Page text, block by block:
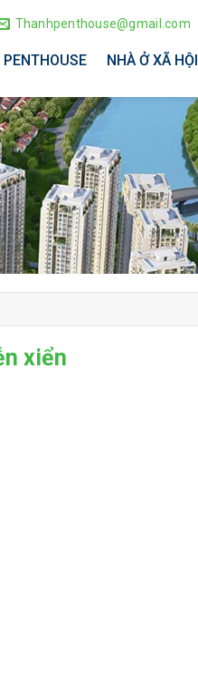
Thanhpenthouse@gmail.com
PENTHOUSE NHÀ Ở XÃ HỘI
xiển